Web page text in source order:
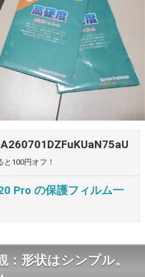
100円オフ！
Pro の保護フィルム一
：形状はシンプル。